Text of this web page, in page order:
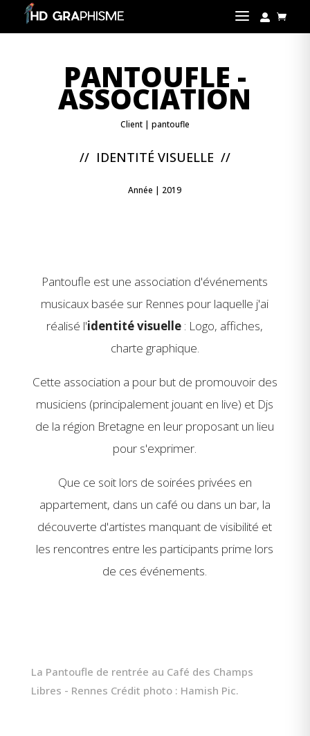
a  
PANTOUFLE -
ASSOCIATION
Client | pantoufle
// IDENTITÉ VISUELLE //
Année | 2019
Pantoufle est une association d'événements
musicaux basée sur Rennes pour laquelle j'ai
réalisé l'identité visuelle : Logo, affiches,
charte graphique.
Cette association a pour but de promouvoir des
musiciens (principalement jouant en live) et Djs
de la région Bretagne en leur proposant un lieu
pour s'exprimer.
Que ce soit lors de soirées privées en
appartement, dans un café ou dans un bar, la
découverte d'artistes manquant de visibilité et
les rencontres entre les participants prime lors
de ces événements.
La Pantoufle de rentrée au Café des Champs
Libres - Rennes Crédit photo : Hamish Pic.